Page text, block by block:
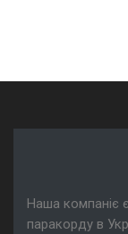
Наша компаніє
паракорду в